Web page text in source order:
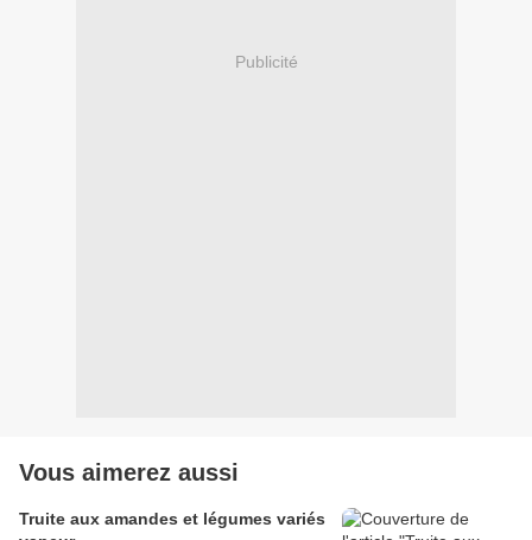
Publicité
Vous aimerez aussi
Truite aux amandes et légumes variés